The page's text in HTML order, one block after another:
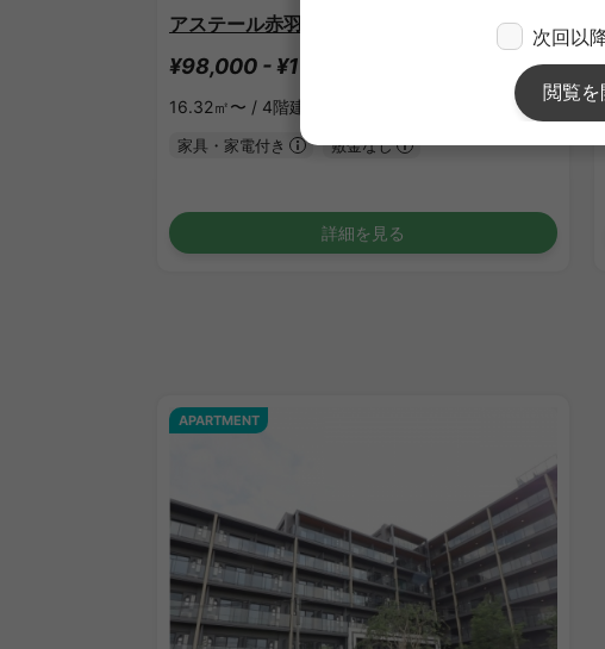
アステール赤羽志茂
¥98,000 - ¥101,000
16.32㎡〜 / 4階建て
家具・家電付き 敷金なし
詳細を見る
APARTMENT